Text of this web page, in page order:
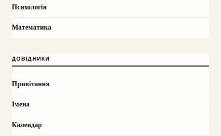
Психологія
Математика
ДОВІДНИКИ
Привітання
Імена
Календар